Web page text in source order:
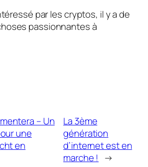
par les cryptos, il y a de
passionnantes à
– Un
une
en
La 3ème
génération
d’internet est en
marche ! →